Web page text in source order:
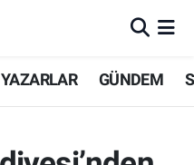
YAZARLAR GÜNDEM
Haritası